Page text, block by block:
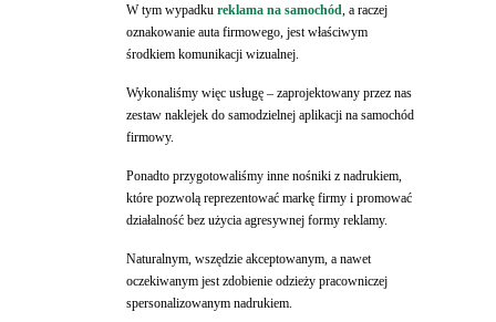
W tym wypadku reklama na samochód, a raczej
oznakowanie auta firmowego, jest właściwym
środkiem komunikacji wizualnej.
Wykonaliśmy więc usługę – zaprojektowany przez nas
zestaw naklejek do samodzielnej aplikacji na samochód
firmowy.
Ponadto przygotowaliśmy inne nośniki z nadrukiem,
które pozwolą reprezentować markę firmy i promować
działalność bez użycia agresywnej formy reklamy.
Naturalnym, wszędzie akceptowanym, a nawet
oczekiwanym jest zdobienie odzieży pracowniczej
spersonalizowanym nadrukiem.